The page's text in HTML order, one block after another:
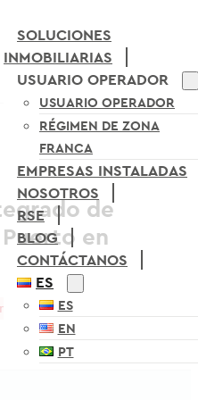
SOLUCIONES
INMOBILIARIAS
USUARIO OPERADOR
USUARIO OPERADOR
RÉGIMEN DE ZONA
FRANCA
EMPRESAS INSTALADAS
NOSOTROS
RSE
BLOG
CONTÁCTANOS
ES
ES
EN
PT
de
en